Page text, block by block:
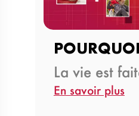
La vie est
En savoir plus